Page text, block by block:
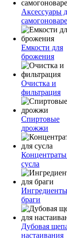
Аксессуары
Емкости для
брожения
Очистка и
фильтрация
Спиртовые
дрожжи
сусла
браги
Дубовая
настаивания